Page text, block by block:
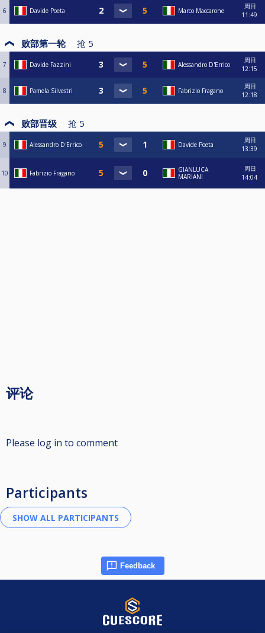
6 Davide Poeta Marco Maccarone
周日
11:49
败部第一轮 抢 5
7 Davide Fazzini Alessandro D'Errico
周日
12:15
8 Pamela Silvestri Fabrizio Fragano
周日
12:18
败部晋级 抢 5
9 Alessandro D'Errico Davide Poeta
周日
13:39
10 Fabrizio Fragano
GIANLUCA
MARIANI
周日
14:04
评论
Please log in to comment
Participants
Feedback